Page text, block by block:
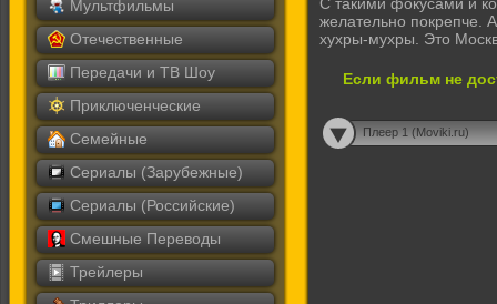
Мультфильмы
Отечественные
Передачи и ТВ Шоу
Приключенческие
Семейные
Сериалы (Зарубежные)
Сериалы (Российские)
Смешные Переводы
Трейлеры
желательно покрепче.
хухры-мухры. Это
Если фильм не
Плеер 1 (Moviki.ru)